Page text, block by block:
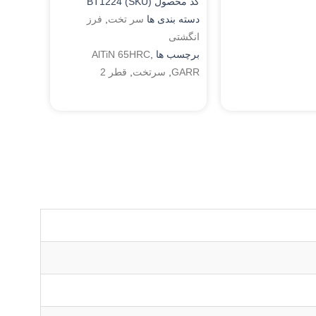
دسته بندی ها سر تخت
فرز
انگشتی
برچسب ها AlTiN 65HRC
GARR سرتخت قطر 2